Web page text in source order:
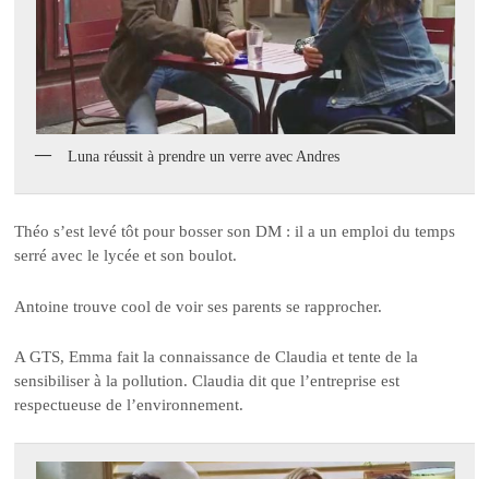
Luna réussit à prendre un verre avec Andres
Théo s’est levé tôt pour bosser son DM : il a un emploi du temps
serré avec le lycée et son boulot.
Antoine trouve cool de voir ses parents se rapprocher.
A GTS, Emma fait la connaissance de Claudia et tente de la
sensibiliser à la pollution. Claudia dit que l’entreprise est
respectueuse de l’environnement.